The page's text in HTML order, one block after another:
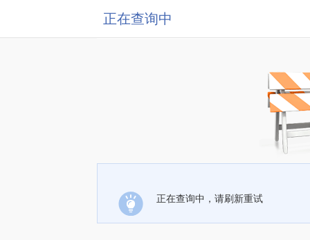
正在查询中
正在查询中，请刷新重试